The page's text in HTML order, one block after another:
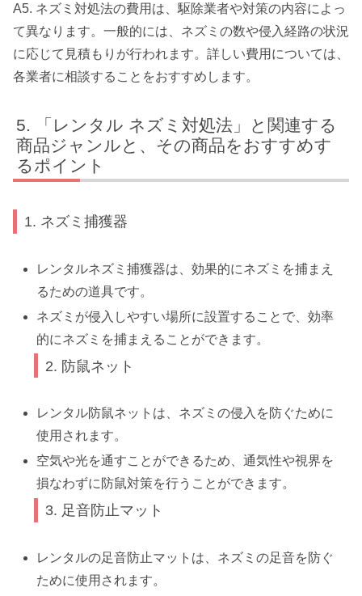
A5. ネズミ対処法の費用は、駆除業者や対策の内容によっ
て異なります。一般的には、ネズミの数や侵入経路の状況
に応じて見積もりが行われます。詳しい費用については、
各業者に相談することをおすすめします。
「レンタル ネズミ対処法」と関連する
商品ジャンルと、その商品をおすすめす
るポイント
1. ネズミ捕獲器
レンタルネズミ捕獲器は、効果的にネズミを捕まえ
るための道具です。
ネズミが侵入しやすい場所に設置することで、効率
的にネズミを捕まえることができます。
2. 防鼠ネット
レンタル防鼠ネットは、ネズミの侵入を防ぐために
使用されます。
空気や光を通すことができるため、通気性や視界を
損なわずに防鼠対策を行うことができます。
3. 足音防止マット
レンタルの足音防止マットは、ネズミの足音を防ぐ
ために使用されます。